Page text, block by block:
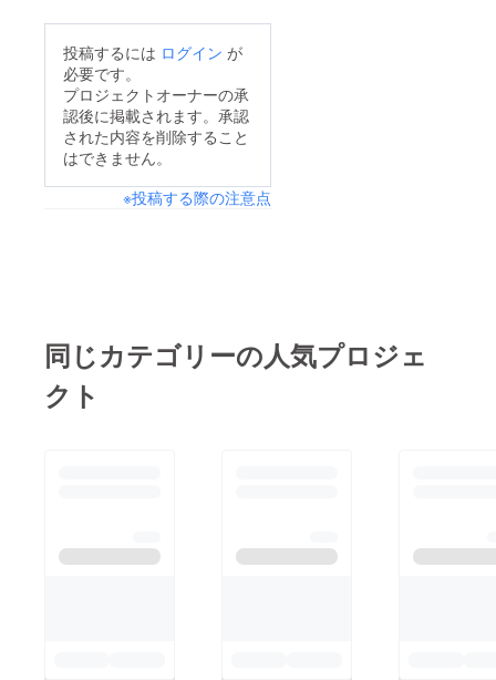
投稿するには ログイン が
必要です。
プロジェクトオーナーの承
認後に掲載されます。承認
された内容を削除すること
はできません。
※投稿する際の注意点
同じカテゴリーの人気プロジェ
クト